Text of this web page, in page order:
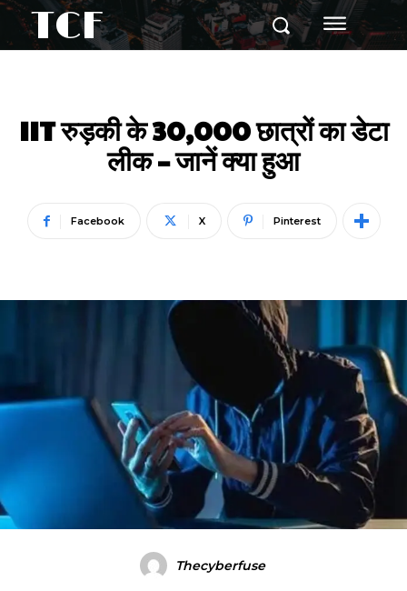
TCF
IIT रुड़की के 30,000 छात्रों का डेटा
लीक – जानें क्या हुआ
Facebook X Pinterest
Thecyberfuse